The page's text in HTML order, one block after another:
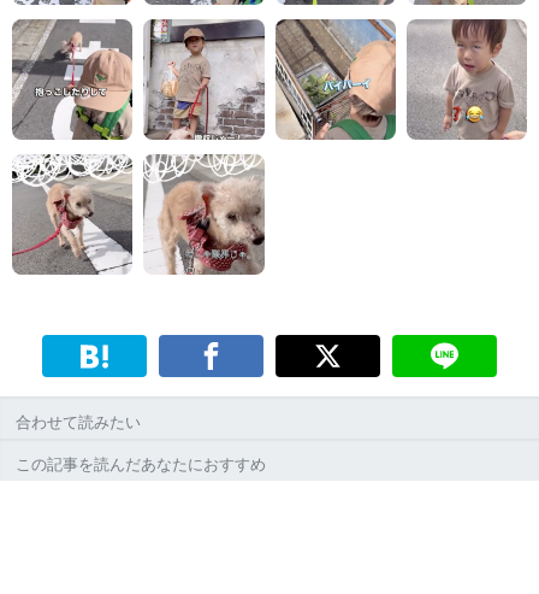
合わせて読みたい
この記事を読んだあなたにおすすめ